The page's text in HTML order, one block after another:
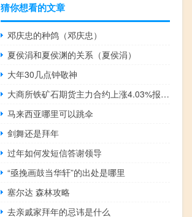
猜你想看的文章
邓庆忠的种鸽（邓庆忠）
夏侯涓和夏侯渊的关系（夏侯涓）
大年30几点钟敬神
大商所铁矿石期货主力合约上涨4.03%报878.0元/吨
马来西亚哪里可以跳伞
剑舞还是拜年
过年如何发短信答谢领导
“亟挽画鼓当华轩”的出处是哪里
塞尔达 森林攻略
去亲戚家拜年的忌讳是什么